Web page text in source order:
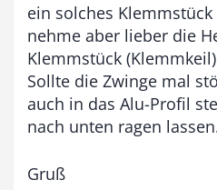
ein solches
nehme aber lieber die
Klemmstück
Sollte die Zwinge mal
auch in das Alu-Profil
nach unten ragen
Gruß